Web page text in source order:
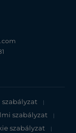
szabályzat |
szabályzat |
szabályzat |